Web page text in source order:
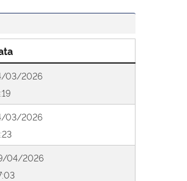
03/2026
03/2026
04/2026